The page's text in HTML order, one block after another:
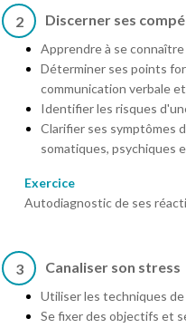
2 Discerner ses
Apprendre à se connaître
Déterminer ses points
communication verbale
Identifier les risques
Clarifier ses symptômes
somatiques, psychiques
Exercice
Autodiagnostic de ses
3 Canaliser son stress
Utiliser les techniques
Se fixer des objectifs et